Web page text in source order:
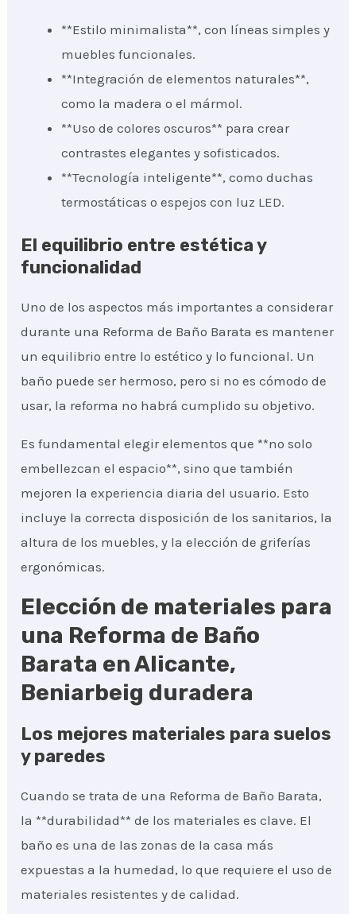
**Estilo minimalista**, con líneas simples y
muebles funcionales.
**Integración de elementos naturales**,
como la madera o el mármol.
**Uso de colores oscuros** para crear
contrastes elegantes y sofisticados.
**Tecnología inteligente**, como duchas
termostáticas o espejos con luz LED.
El equilibrio entre estética y
funcionalidad
Uno de los aspectos más importantes a considerar
durante una Reforma de Baño Barata es mantener
un equilibrio entre lo estético y lo funcional. Un
baño puede ser hermoso, pero si no es cómodo de
usar, la reforma no habrá cumplido su objetivo.
Es fundamental elegir elementos que **no solo
embellezcan el espacio**, sino que también
mejoren la experiencia diaria del usuario. Esto
incluye la correcta disposición de los sanitarios, la
altura de los muebles, y la elección de griferías
ergonómicas.
Elección de materiales para
una Reforma de Baño
Barata en Alicante,
Beniarbeig duradera
Los mejores materiales para suelos
y paredes
Cuando se trata de una Reforma de Baño Barata,
la **durabilidad** de los materiales es clave. El
baño es una de las zonas de la casa más
expuestas a la humedad, lo que requiere el uso de
materiales resistentes y de calidad.